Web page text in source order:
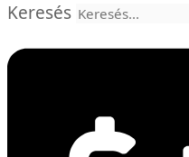
Keresés